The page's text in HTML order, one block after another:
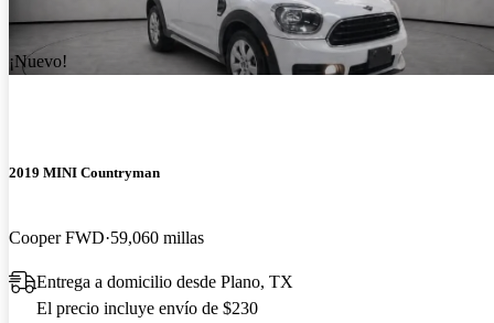
¡Nuevo!
2019 MINI Countryman
Cooper FWD 59,060 millas
Entrega a domicilio desde Plano, TX
El precio incluye envío de $230